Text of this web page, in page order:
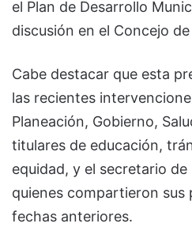
el Plan de Desarrollo
discusión en el Concejo
Cabe destacar que esta
las recientes
Planeación, Gobierno,
titulares de educación,
equidad, y el secretario
quienes compartieron sus
fechas anteriores.